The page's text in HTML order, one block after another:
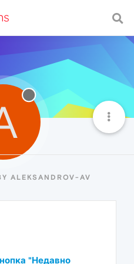
ALEKSANDROV-AV
"Недавно